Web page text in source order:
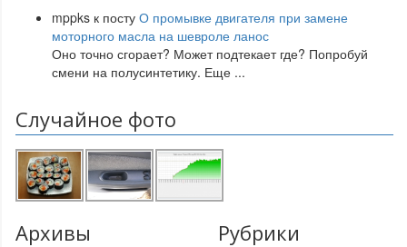
mppks к посту О промывке двигателя при замене
моторного масла на шевроле ланос
Оно точно сгорает? Может подтекает где? Попробуй
смени на полусинтетику. Еще ...
Случайное фото
Архивы Рубрики